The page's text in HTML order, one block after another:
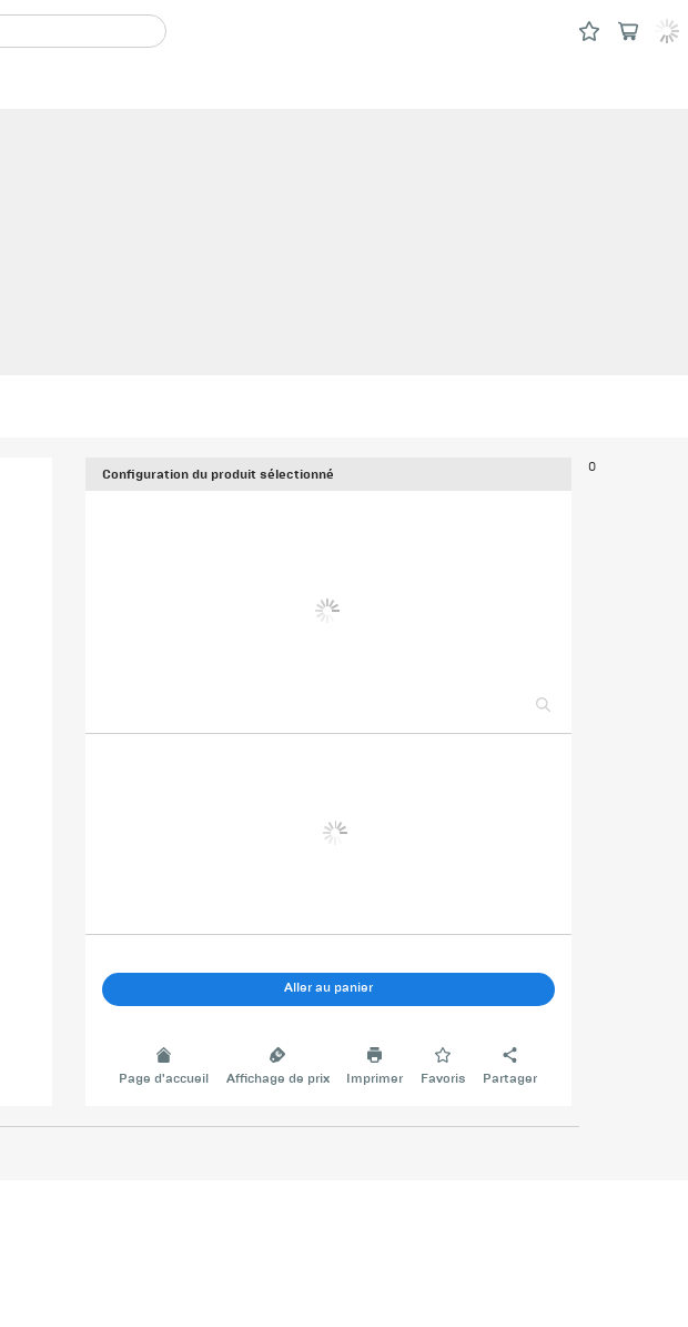
Configuration du produit sélectionné
Aller au panier
Page d'accueil Affichage de prix Imprimer Favoris Partager
0